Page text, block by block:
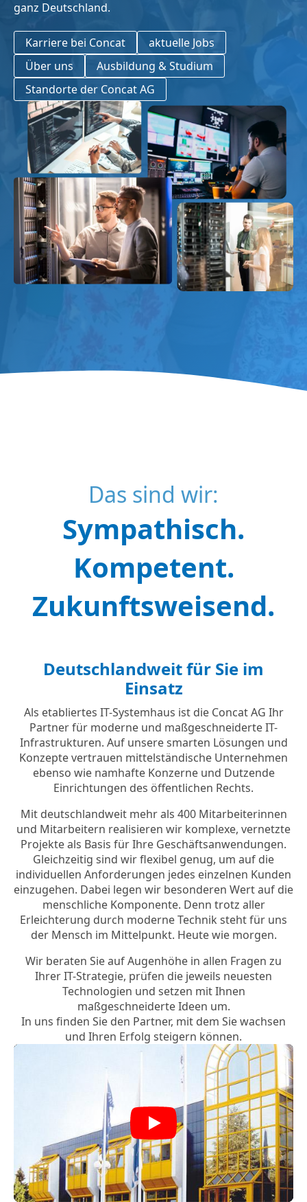
ganz Deutschland.
Karriere bei Concat
aktuelle Jobs
Über uns
Ausbildung & Studium
Standorte der Concat AG
Das sind wir:
Sympathisch.
Kompetent.
Zukunftsweisend.
Deutschlandweit für Sie im
Einsatz
Als etabliertes IT-Systemhaus ist die Concat AG Ihr
Partner für moderne und maßgeschneiderte IT-
Infrastrukturen. Auf unsere smarten Lösungen und
Konzepte vertrauen mittelständische Unternehmen
ebenso wie namhafte Konzerne und Dutzende
Einrichtungen des öffentlichen Rechts.
Mit deutschlandweit mehr als 400 Mitarbeiterinnen
und Mitarbeitern realisieren wir komplexe, vernetzte
Projekte als Basis für Ihre Geschäftsanwendungen.
Gleichzeitig sind wir flexibel genug, um auf die
individuellen Anforderungen jedes einzelnen Kunden
einzugehen. Dabei legen wir besonderen Wert auf die
menschliche Komponente. Denn trotz aller
Erleichterung durch moderne Technik steht für uns
der Mensch im Mittelpunkt. Heute wie morgen.
Wir beraten Sie auf Augenhöhe in allen Fragen zu
Ihrer IT-Strategie, prüfen die jeweils neuesten
Technologien und setzen mit Ihnen
maßgeschneiderte Ideen um.
In uns finden Sie den Partner, mit dem Sie wachsen
und Ihren Erfolg steigern können.
Play